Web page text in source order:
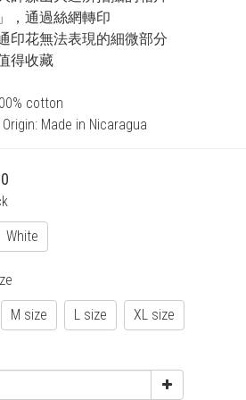
，通過絲網轉印
印花無法表現的細微部分
得收藏
cotton
Made in Nicaragua
White
M size L size XL size